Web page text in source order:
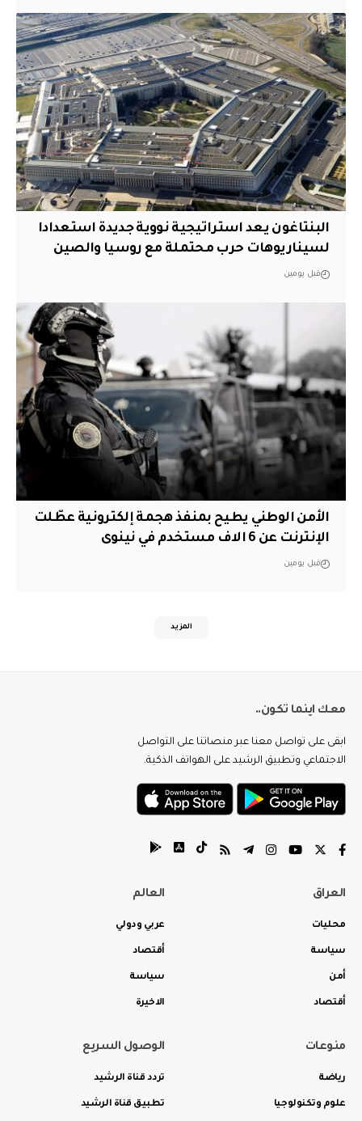
البنتاغون يعد استراتيجية نووية جديدة استعدادا
لسيناريوهات حرب محتملة مع روسيا والصين
قبل يومين
الأمن الوطني يطيح بمنفذ هجمة إلكترونية عطّلت
الإنترنت عن 6 الاف مستخدم في نينوى
قبل يومين
المزيد
معك اينما تكون..
ابقى على تواصل معنا عبر منصاتنا على التواصل
الاجتماعي وتطبيق الرشيد على الهواتف الذكية.
العراق
محليات
سياسة
أمن
أقتصاد
العالم
عربي ودولي
أقتصاد
سياسة
الاخيرة
منوعات
رياضة
علوم وتكنولوجيا
الوصول السريع
تردد قناة الرشيد
تطبيق قناة الرشيد